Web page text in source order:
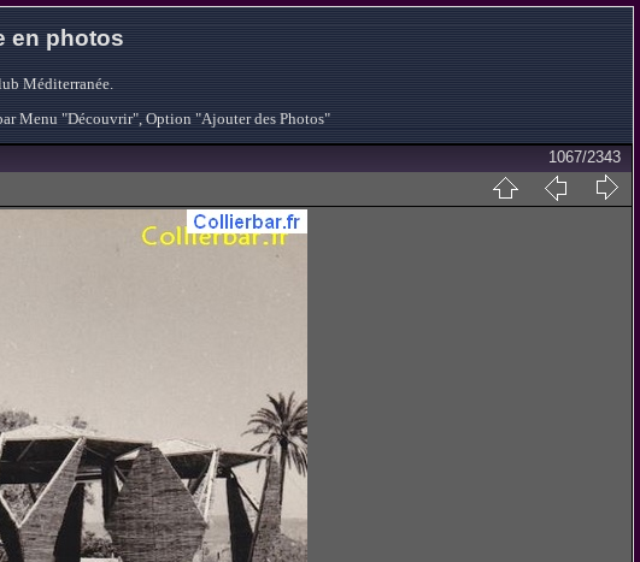
en photos
Méditerranée.
Menu "Découvrir", Option "Ajouter des Photos"
1067/2343